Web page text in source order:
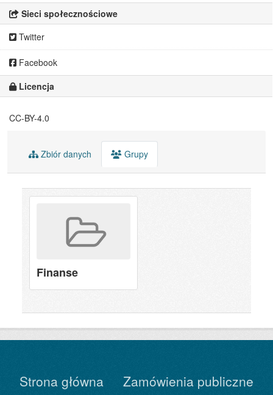
Sieci społecznościowe
Twitter
Facebook
Licencja
CC-BY-4.0
Zbiór danych Grupy
Finanse
Strona główna Zamówienia publiczne